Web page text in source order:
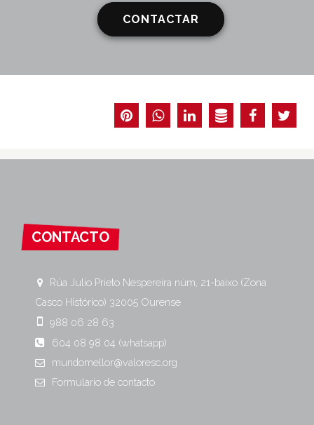
CONTACTAR
CONTACTO
Rúa Julio Prieto Nespereira núm, 21-baixo (Zona
Casco Histórico) 32005 Ourense
988 06 28 63
604 08 98 04 (whatsapp)
mundomellor@valoresc.org
Formulario de contacto